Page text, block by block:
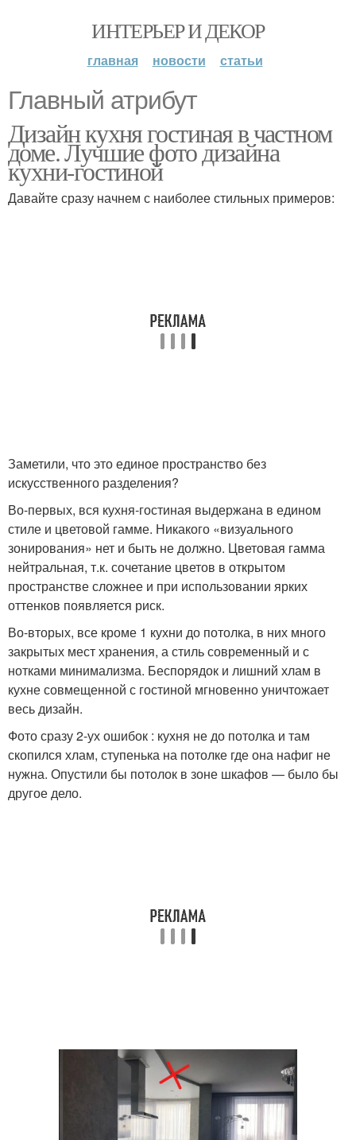
ИНТЕРЬЕР И ДЕКОР
главная новости статьи
Главный атрибут
Дизайн кухня гостиная в частном
доме. Лучшие фото дизайна
кухни-гостиной
Давайте сразу начнем с наиболее стильных примеров:
Заметили, что это единое пространство без
искусственного разделения?
Во-первых, вся кухня-гостиная выдержана в едином
стиле и цветовой гамме. Никакого «визуального
зонирования» нет и быть не должно. Цветовая гамма
нейтральная, т.к. сочетание цветов в открытом
пространстве сложнее и при использовании ярких
оттенков появляется риск.
Во-вторых, все кроме 1 кухни до потолка, в них много
закрытых мест хранения, а стиль современный и с
нотками минимализма. Беспорядок и лишний хлам в
кухне совмещенной с гостиной мгновенно уничтожает
весь дизайн.
Фото сразу 2-ух ошибок : кухня не до потолка и там
скопился хлам, ступенька на потолке где она нафиг не
нужна. Опустили бы потолок в зоне шкафов — было бы
другое дело.